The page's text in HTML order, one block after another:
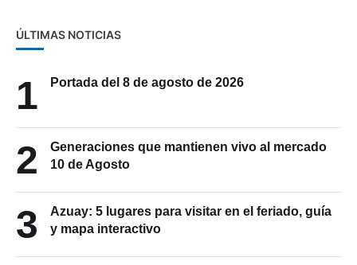
ÚLTIMAS NOTICIAS
1 Portada del 8 de agosto de 2026
2
Generaciones que mantienen vivo al mercado
10 de Agosto
3
Azuay: 5 lugares para visitar en el feriado, guía
y mapa interactivo